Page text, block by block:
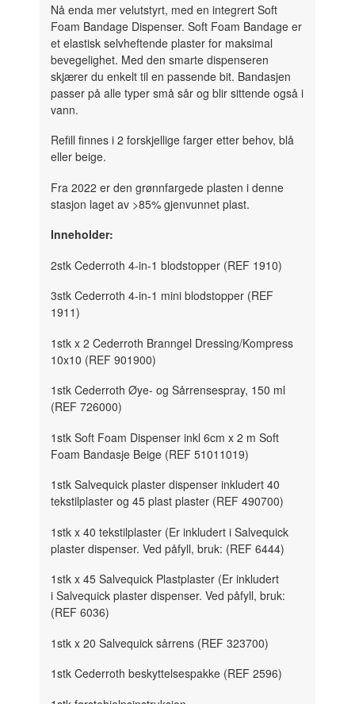
Nå enda mer velutstyrt, med en integrert Soft
Foam Bandage Dispenser. Soft Foam Bandage er
et elastisk selvheftende plaster for maksimal
bevegelighet. Med den smarte dispenseren
skjærer du enkelt til en passende bit. Bandasjen
passer på alle typer små sår og blir sittende også i
vann.
Refill finnes i 2 forskjellige farger etter behov, blå
eller beige.
Fra 2022 er den grønnfargede plasten i denne
stasjon laget av >85% gjenvunnet plast.
Inneholder:
2stk Cederroth 4-in-1 blodstopper (REF 1910)
3stk Cederroth 4-in-1 mini blodstopper (REF
1911)
1stk x 2 Cederroth Branngel Dressing/Kompress
10x10 (REF 901900)
1stk Cederroth Øye- og Sårrensespray, 150 ml
(REF 726000)
1stk Soft Foam Dispenser inkl 6cm x 2 m Soft
Foam Bandasje Beige (REF 51011019)
1stk Salvequick plaster dispenser inkludert 40
tekstilplaster og 45 plast plaster (REF 490700)
1stk x 40 tekstilplaster (Er inkludert i Salvequick
plaster dispenser. Ved påfyll, bruk: (REF 6444)
1stk x 45 Salvequick Plastplaster (Er inkludert
i Salvequick plaster dispenser. Ved påfyll, bruk:
(REF 6036)
1stk x 20 Salvequick sårrens (REF 323700)
1stk Cederroth beskyttelsespakke (REF 2596)